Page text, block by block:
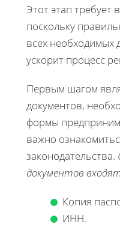
Этот этап требует
поскольку
всех необходимых
ускорит процесс
Первым шагом
документов,
формы
важно
законодательства.
документов
Копия
ИНН.